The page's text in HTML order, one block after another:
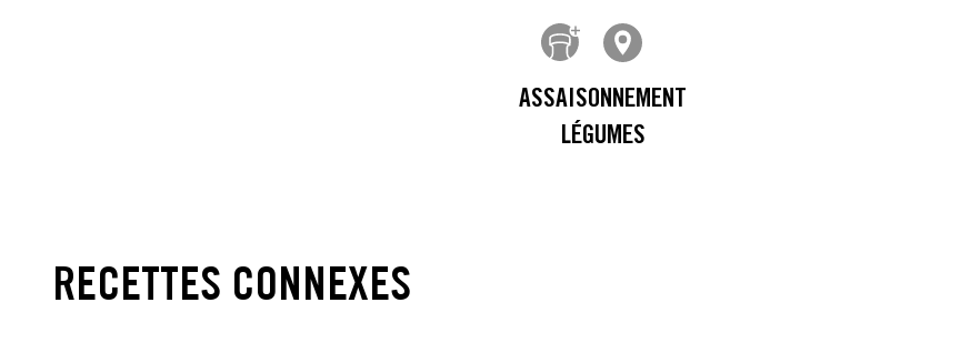
ASSAISONNEMENT
LÉGUMES
RECETTES CONNEXES